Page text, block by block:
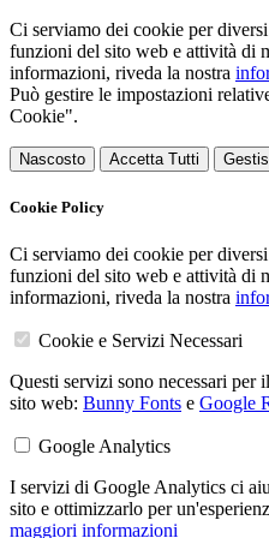
Ci serviamo dei cookie per
funzioni del sito web e attività di
informazioni, riveda la nostra
Può gestire le impostazioni
Cookie".
Nascosto Accetta Tutti
Cookie Policy
Ci serviamo dei cookie per
funzioni del sito web e attività di
informazioni, riveda la nostra
Cookie e Servizi Necessari
Questi servizi sono necessari per
sito web: Bunny Fonts e Google
Google Analytics
I servizi di Google Analytics ci
sito e ottimizzarlo per
maggiori informazioni